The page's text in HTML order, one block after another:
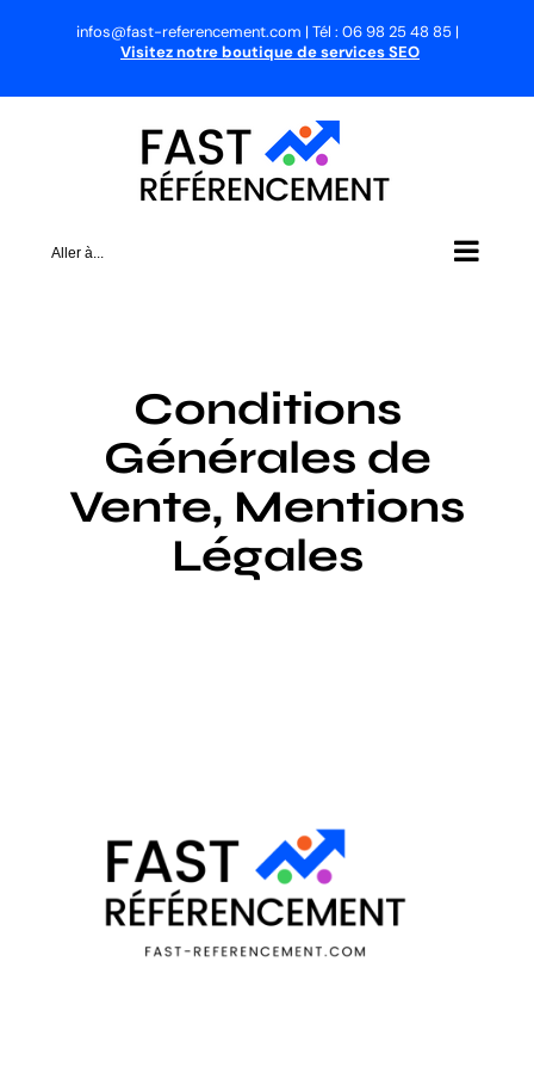
infos@fast-referencement.com | Tél : 06 98 25 48 85 |
Visitez notre boutique de services SEO
Aller à...
Conditions
Générales de
Vente, Mentions
Légales